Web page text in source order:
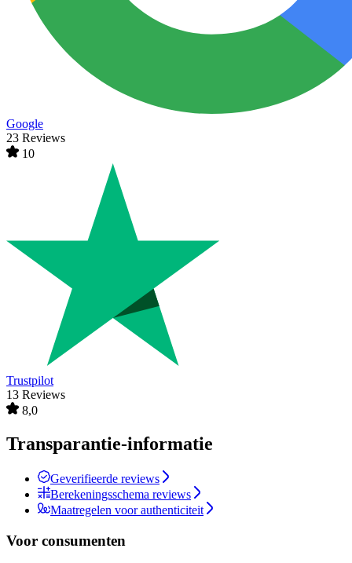
Google
23 Reviews
10
Trustpilot
13 Reviews
8,0
Transparantie-informatie
Geverifieerde reviews
Berekeningsschema reviews
Maatregelen voor authenticiteit
Voor consumenten